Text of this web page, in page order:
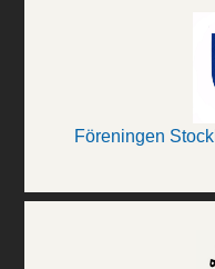
Föreningen